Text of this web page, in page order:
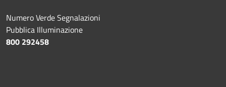
Numero Verde Segnalazioni
Pubblica Illuminazione
800 292458